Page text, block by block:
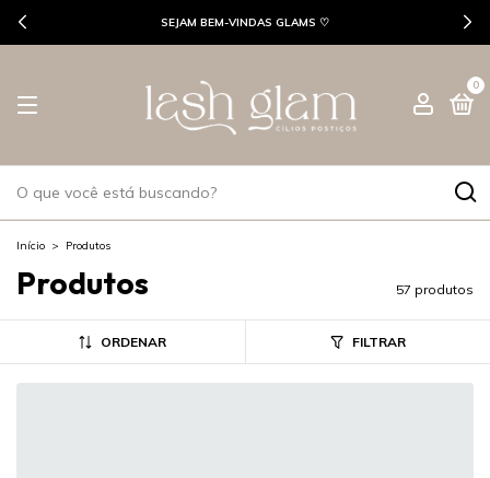
SEJAM BEM-VINDAS GLAMS ♡
0
Início > Produtos
Produtos 57 produtos
ORDENAR FILTRAR